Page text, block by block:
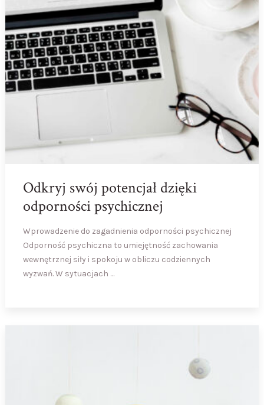
Odkryj swój potencjał dzięki
odporności psychicznej
Wprowadzenie do zagadnienia odporności psychicznej
Odporność psychiczna to umiejętność zachowania
wewnętrznej siły i spokoju w obliczu codziennych
wyzwań. W sytuacjach …